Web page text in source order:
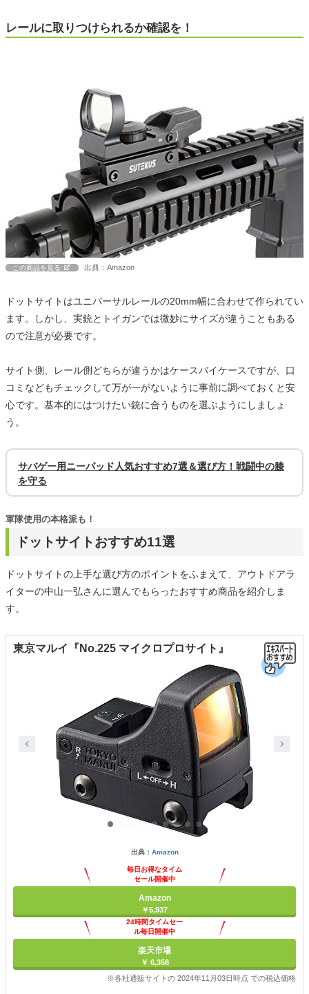
レールに取りつけられるか確認を！
この商品を見る 出典：Amazon
ドットサイトはユニバーサルレールの20mm幅に合わせて作られてい
ます。しかし、実銃とトイガンでは微妙にサイズが違うこともある
ので注意が必要です。
サイト側、レール側どちらが違うかはケースバイケースですが、口
コミなどもチェックして万が一がないように事前に調べておくと安
心です。基本的にはつけたい銃に合うものを選ぶようにしましょ
う。
サバゲー用ニーパッド人気おすすめ7選＆選び方！戦闘中の膝
を守る
ドットサイトおすすめ11選
軍隊使用の本格派も！
ドットサイトの上手な選び方のポイントをふまえて、アウトドアラ
イターの中山一弘さんに選んでもらったおすすめ商品を紹介しま
す。
東京マルイ『No.225 マイクロプロサイト』
出典： Amazon
毎日お得なタイム
セール開催中
Amazon
￥5,937
24時間タイムセー
ル毎日開催中
楽天市場
￥ 6,358
※各社通販サイトの 2024年11月03日時点 での税込価格